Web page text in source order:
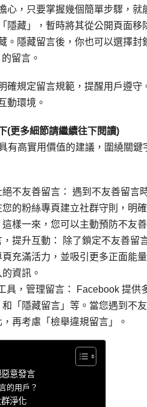
心，只要掌握幾個簡單步驟，
隱藏」，暫時將其從公開頁面
。隱藏留言後，你也可以選擇
留言。
確規定留言規範，提醒用戶遵
動環境。
(更多細節請繼續往下閱讀)
有高實用價值的建議，圍繞關
不友善留言： 遇到不友善留
的粉絲專頁建立社群守則，明
樣一來，您可以主動預防不友
提升互動： 除了鎖定不友善留
充滿活力，並吸引更多正面能
資訊。
具，管理留言： Facebook 提供
和「隱藏留言」等。當您遇到不
再考慮「檢舉違規留言」。
意發言
的用戶？
淨化